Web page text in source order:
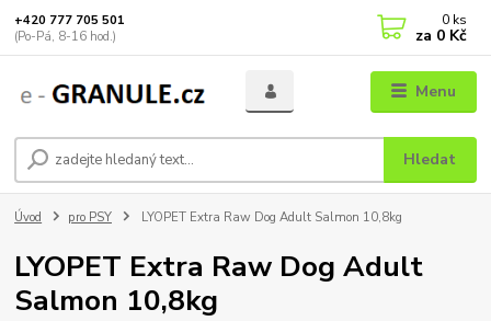
Menu
Hledat
+420 777 705 501
(Po-Pá, 8-16 hod.)
0 ks
za 0 Kč
Úvod pro PSY LYOPET Extra Raw Dog Adult Salmon 10,8kg
LYOPET Extra Raw Dog Adult
Salmon 10,8kg